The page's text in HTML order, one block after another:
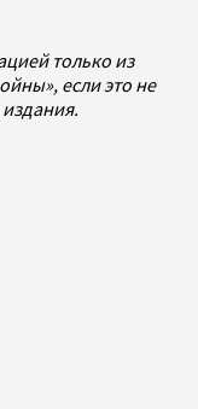
только из
если это не